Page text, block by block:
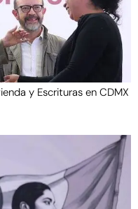
y Escrituras en CDMX